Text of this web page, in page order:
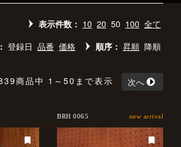
表示件数： 10 20 50 100 全て
登録日 品番 価格 順序： 昇順 降順
商品中 1～50まで表示 次へ
BRH 0065 new arrival